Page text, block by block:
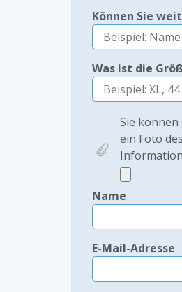
Können Sie
Was ist die
Sie können
ein Foto
Name
E-Mail-Adresse